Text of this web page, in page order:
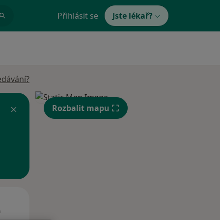
Přihlásit se Jste lékař?
Rozbalit mapu